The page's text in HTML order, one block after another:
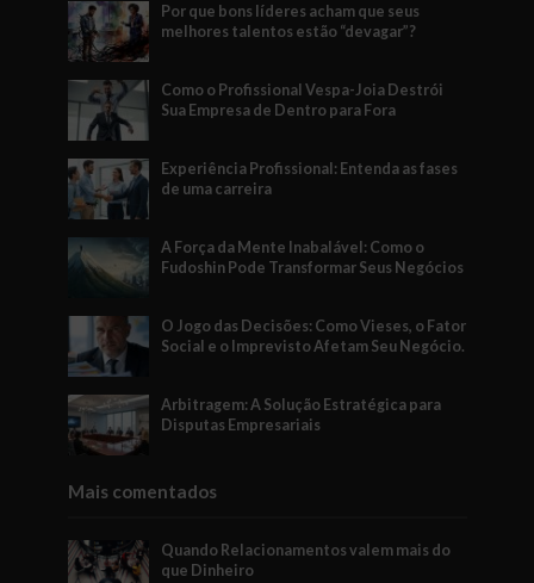
Por que bons líderes acham que seus
melhores talentos estão “devagar”?
Como o Profissional Vespa-Joia Destrói
Sua Empresa de Dentro para Fora
Experiência Profissional: Entenda as fases
de uma carreira
A Força da Mente Inabalável: Como o
Fudoshin Pode Transformar Seus Negócios
O Jogo das Decisões: Como Vieses, o Fator
Social e o Imprevisto Afetam Seu Negócio.
Arbitragem: A Solução Estratégica para
Disputas Empresariais
Mais comentados
Quando Relacionamentos valem mais do
que Dinheiro